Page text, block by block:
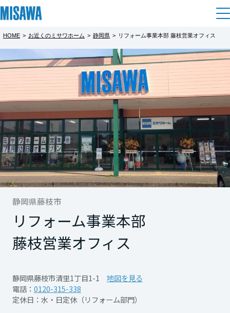
住まい
商品ラインアップ
デザイン
テクノロジー（住まいの性能）
建築事例・建築実例
デザイナーズギャラリー
インテリア
住まいづくりガイド
買う
土地活用
個人のお客さま
賃貸住宅
賃貸併用住宅
店舗・各種施設
土地活用モデルルーム見学
土地活用実例
企業不動産活用（CRE）戦略
リフォーム
戸建て・マンション
ミサワリフォームとは
リフォームの流れ
リフォームメニュー
リフォーム事例
事業用
まちづくり
複合開発・投資開発
複合開発事業（ASMACI-アスマチ-）
再開発・官民連携事業
収益不動産・投資開発事業
建築再生事業
オーナーサポート
サポートメニュー
住まいるりんぐ（ロングサポート）
アフターメンテナンス
企 業・IR情報
企業・IR
ニュース
MISAWAについて
展示場・イベント情報
住まいのご相談
HOME > お近くのミサワホーム > 静岡県 > リフォーム事業本部 藤枝営業オフィス
静岡県藤枝市
リフォーム事業本部
藤枝営業オフィス
静岡県藤枝市清里1丁目1-1
地図を見る
電話： 0120-315-338
定休日：水・日定休（リフォーム部門）
都道府県を選択
北海道
北海道
東北
青森県
岩手県
秋田県